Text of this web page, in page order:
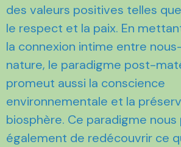
des valeurs positives telles
le respect et la paix. En
la connexion intime entre
nature, le paradigme post-
promeut aussi la conscience
environnementale et la
biosphère. Ce paradigme
également de redécouvrir ce